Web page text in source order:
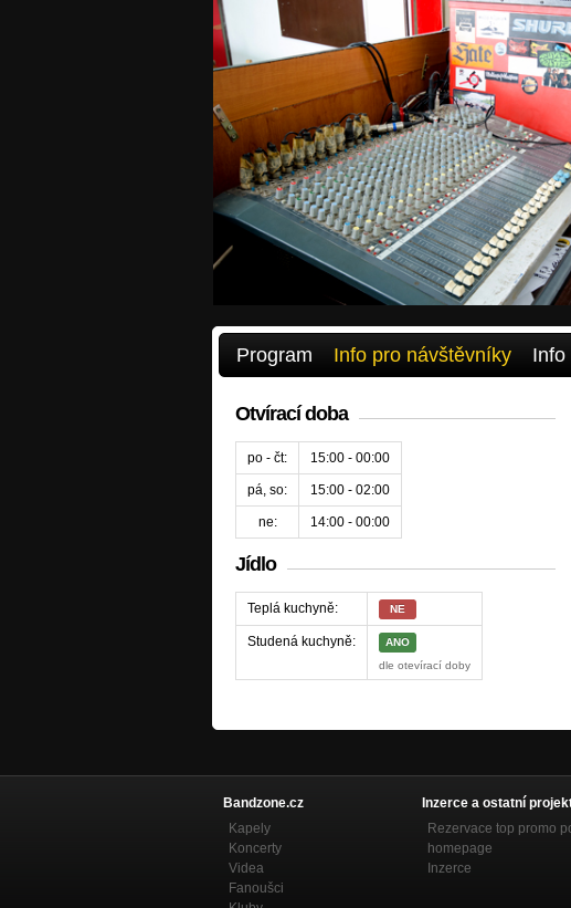
Program Info pro návštěvníky Info
Otvírací doba
po - čt: 15:00 - 00:00
pá, so: 15:00 - 02:00
ne: 14:00 - 00:00
Jídlo
Teplá kuchyně: NE
Studená kuchyně:
ANO
dle otevírací doby
Bandzone.cz
Kapely
Koncerty
Videa
Fanoušci
Inzerce a ostatní
Rezervace top promo
homepage
Inzerce